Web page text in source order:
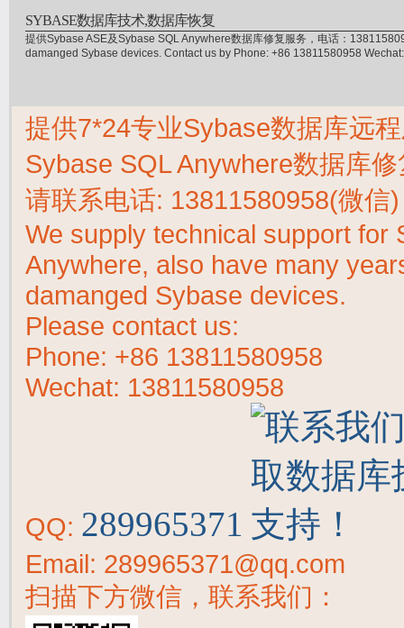
SYBASE数据库技术,数据库恢复
提供Sybase ASE及Sybase SQL Anywhere数据库修复服务，电话：
damanged Sybase devices. Contact us by Phone: +86 13811580958
提供7*24专业Sybase数据库远
Sybase SQL Anywhere数据库
请联系电话: 13811580958(微信
We supply technical support for
Anywhere, also have many
damanged Sybase devices.
Please contact us:
Phone: +86 13811580958
Wechat: 13811580958
QQ: 289965371
Email: 289965371@qq.com
扫描下方微信，联系我们：